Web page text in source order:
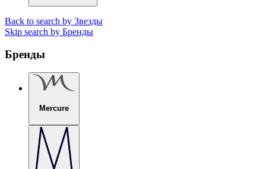
Back to search by Звезды
Skip search by Бренды
Бренды
Mercure